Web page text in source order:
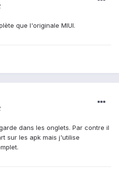
que l'originale MIUI.
dans les onglets. Par contre il
sur les apk mais j'utilise